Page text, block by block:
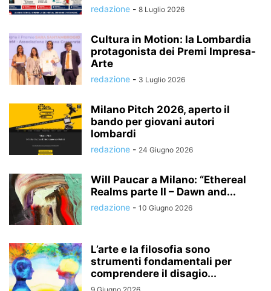
redazione - 8 Luglio 2026
Cultura in Motion: la Lombardia
protagonista dei Premi Impresa-
Arte
redazione - 3 Luglio 2026
Milano Pitch 2026, aperto il
bando per giovani autori
lombardi
redazione - 24 Giugno 2026
Will Paucar a Milano: “Ethereal
Realms parte II – Dawn and...
redazione - 10 Giugno 2026
L’arte e la filosofia sono
strumenti fondamentali per
comprendere il disagio...